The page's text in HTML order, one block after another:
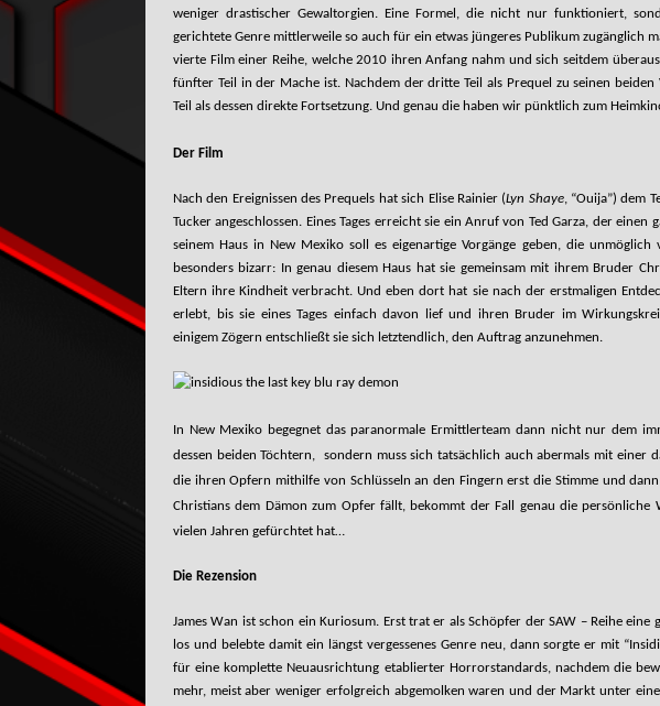
weniger drastischer Gewaltorgien. Eine Formel, die nicht nur funktioniert,
gerichtete Genre mittlerweile so auch für ein etwas jüngeres Publikum zugänglich
vierte Film einer Reihe, welche 2010 ihren Anfang nahm und sich seitdem
fünfter Teil in der Mache ist. Nachdem der dritte Teil als Prequel zu seinen
Teil als dessen direkte Fortsetzung. Und genau die haben wir pünktlich zum
Der Film
Nach den Ereignissen des Prequels hat sich Elise Rainier (Lyn Shaye, “Ouija”) dem
Tucker angeschlossen. Eines Tages erreicht sie ein Anruf von Ted Garza, der
seinem Haus in New Mexiko soll es eigenartige Vorgänge geben, die
besonders bizarr: In genau diesem Haus hat sie gemeinsam mit ihrem Bruder
Eltern ihre Kindheit verbracht. Und eben dort hat sie nach der erstmaligen
erlebt, bis sie eines Tages einfach davon lief und ihren Bruder im
einigem Zögern entschließt sie sich letztendlich, den Auftrag anzunehmen.
In New Mexiko begegnet das paranormale Ermittlerteam dann nicht nur dem
dessen beiden Töchtern, sondern muss sich tatsächlich auch abermals mit einer
die ihren Opfern mithilfe von Schlüsseln an den Fingern erst die Stimme und
Christians dem Dämon zum Opfer fällt, bekommt der Fall genau die
vielen Jahren gefürchtet hat…
Die Rezension
James Wan ist schon ein Kuriosum. Erst trat er als Schöpfer der SAW – Reihe
los und belebte damit ein längst vergessenes Genre neu, dann sorgte er mit
für eine komplette Neuausrichtung etablierter Horrorstandards, nachdem die
mehr, meist aber weniger erfolgreich abgemolken waren und der Markt unter